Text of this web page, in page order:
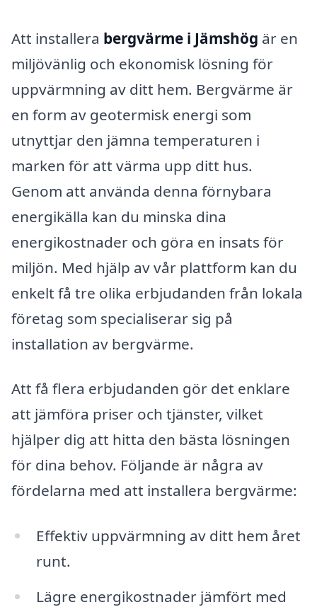
Att installera bergvärme i Jämshög är en
miljövänlig och ekonomisk lösning för
uppvärmning av ditt hem. Bergvärme är
en form av geotermisk energi som
utnyttjar den jämna temperaturen i
marken för att värma upp ditt hus.
Genom att använda denna förnybara
energikälla kan du minska dina
energikostnader och göra en insats för
miljön. Med hjälp av vår plattform kan du
enkelt få tre olika erbjudanden från lokala
företag som specialiserar sig på
installation av bergvärme.
Att få flera erbjudanden gör det enklare
att jämföra priser och tjänster, vilket
hjälper dig att hitta den bästa lösningen
för dina behov. Följande är några av
fördelarna med att installera bergvärme:
Effektiv uppvärmning av ditt hem året
runt.
Lägre energikostnader jämfört med